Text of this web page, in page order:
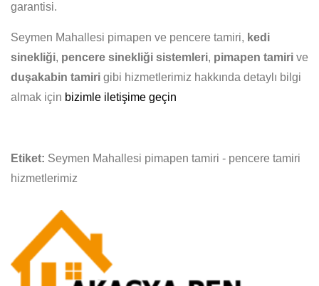
garantisi.
Seymen Mahallesi pimapen ve pencere tamiri, kedi
sinekliği, pencere sinekliği sistemleri, pimapen tamiri ve
duşakabin tamiri gibi hizmetlerimiz hakkında detaylı bilgi
almak için bizimle iletişime geçin
Etiket: Seymen Mahallesi pimapen tamiri - pencere tamiri
hizmetlerimiz